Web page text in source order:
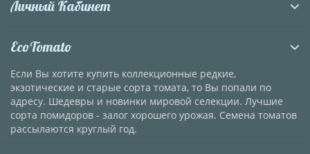
Личный Кабинет
EcoTomato
Если Вы хотите купить коллекционные редкие,
экзотические и старые сорта томата, то Вы попали по
адресу. Шедевры и новинки мировой селекции. Лучшие
сорта помидоров - залог хорошего урожая. Семена томатов
рассылаются круглый год.